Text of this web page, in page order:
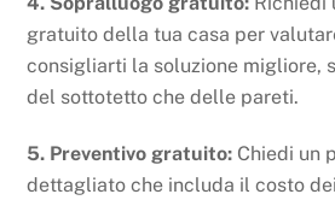
gratuito della tua casa per
consigliarti la soluzione migliore,
del sottotetto che delle pareti.
5. Preventivo gratuito: Chiedi un
dettagliato che includa il costo